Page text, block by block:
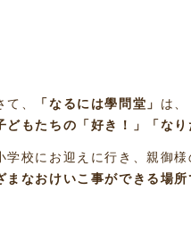
て、 「なるには學問堂」 は、
どもたちの「好き！」「な
学校にお迎えに行き、親御
まなおけいこ事ができる場